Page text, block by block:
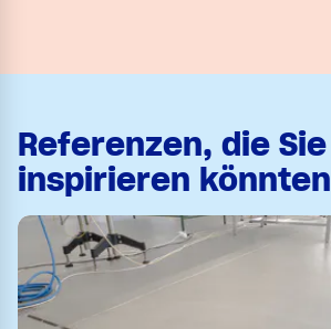
Referenzen, die Sie
inspirieren könnten